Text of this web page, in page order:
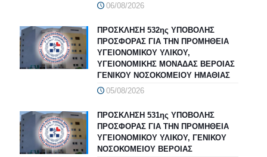
06/08/2026
ΠΡΟΣΚΛΗΣΗ 532ης ΥΠΟΒΟΛΗΣ
ΠΡΟΣΦΟΡΑΣ ΓΙΑ ΤΗΝ ΠΡΟΜΗΘΕΙΑ
ΥΓΕΙΟΝΟΜΙΚΟΥ ΥΛΙΚΟΥ,
ΥΓΕΙΟΝΟΜΙΚΗΣ ΜΟΝΑΔΑΣ ΒΕΡΟΙΑΣ
ΓΕΝΙΚΟΥ ΝΟΣΟΚΟΜΕΙΟΥ ΗΜΑΘΙΑΣ
05/08/2026
ΠΡΟΣΚΛΗΣΗ 531ης ΥΠΟΒΟΛΗΣ
ΠΡΟΣΦΟΡΑΣ ΓΙΑ ΤΗΝ ΠΡΟΜΗΘΕΙΑ
ΥΓΕΙΟΝΟΜΙΚΟΥ ΥΛΙΚΟΥ, ΓΕΝΙΚΟΥ
ΝΟΣΟΚΟΜΕΙΟΥ ΒΕΡΟΙΑΣ